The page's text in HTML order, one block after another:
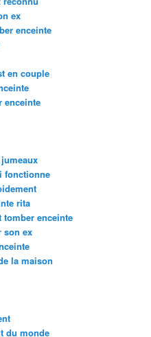
ex
enceinte
en couple
enceinte
fonctionne
rita
enceinte
son ex
la maison
du monde